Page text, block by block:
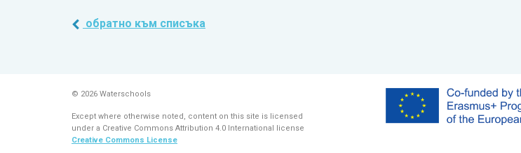
обратно към списъка
© 2026 Waterschools
Except where otherwise noted, content on this site is licensed
under a Creative Commons Attribution 4.0 International license
Creative Commons License